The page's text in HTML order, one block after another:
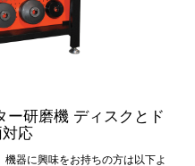
ー研磨機 ディスクとド
応
器に興味をお持ちの方は以下よ